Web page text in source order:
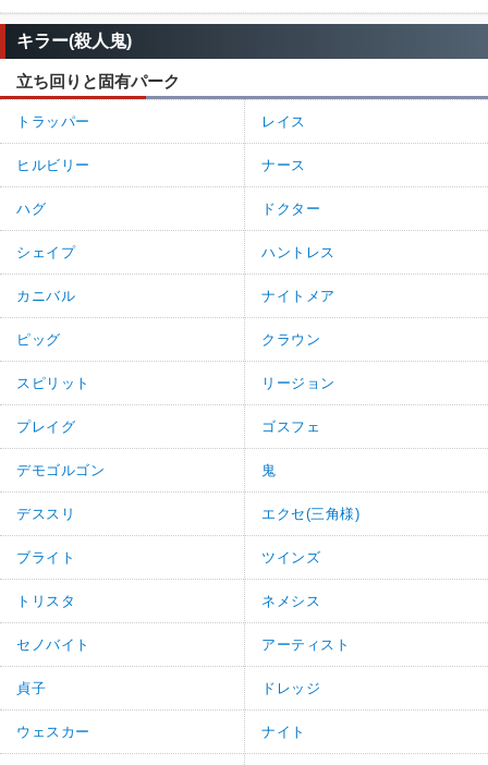
キラー(殺人鬼)
立ち回りと固有パーク
トラッパー レイス
ヒルビリー ナース
ハグ ドクター
シェイプ ハントレス
カニバル ナイトメア
ピッグ クラウン
スピリット リージョン
プレイグ ゴスフェ
デモゴルゴン 鬼
デススリ エクセ(三角様)
ブライト ツインズ
トリスタ ネメシス
セノバイト アーティスト
貞子 ドレッジ
ウェスカー ナイト